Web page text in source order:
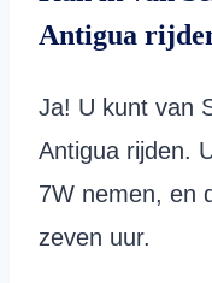
Antigua
Ja! U kunt van
Antigua rijden.
7W nemen, en
zeven uur.